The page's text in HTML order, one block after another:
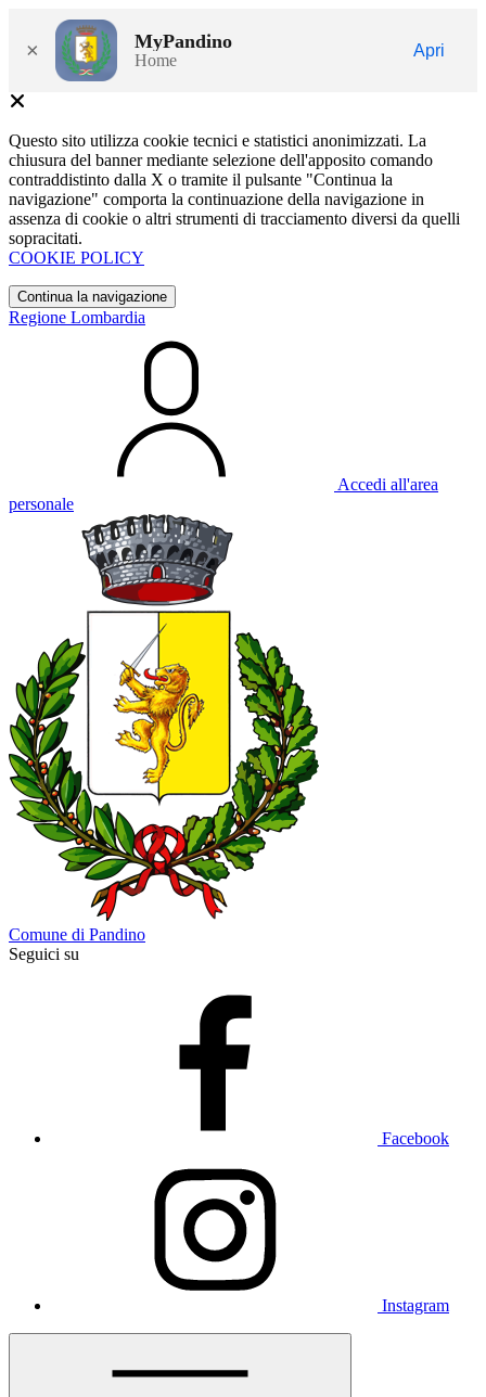
× MyPandino
Home
Apri
Questo sito utilizza cookie tecnici e statistici anonimizzati. La
chiusura del banner mediante selezione dell'apposito comando
contraddistinto dalla X o tramite il pulsante "Continua la
navigazione" comporta la continuazione della navigazione in
assenza di cookie o altri strumenti di tracciamento diversi da quelli
sopracitati.
COOKIE POLICY
Continua la navigazione
Regione Lombardia
Accedi all'area
personale
Comune di Pandino
Seguici su
Facebook
Instagram